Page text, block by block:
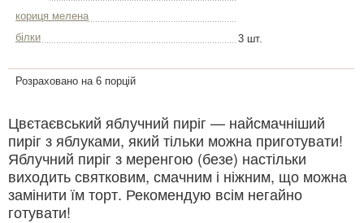
кориця мелена
бiлки
3 шт.
Розраховано на 6 порцій
Цвєтаєвський яблучний пиріг — найсмачніший
пиріг з яблуками, який тільки можна приготувати!
Яблучний пиріг з меренгою (безе) настільки
виходить святковим, смачним і ніжним, що можна
замінити їм торт. Рекомендую всім негайно
готувати!